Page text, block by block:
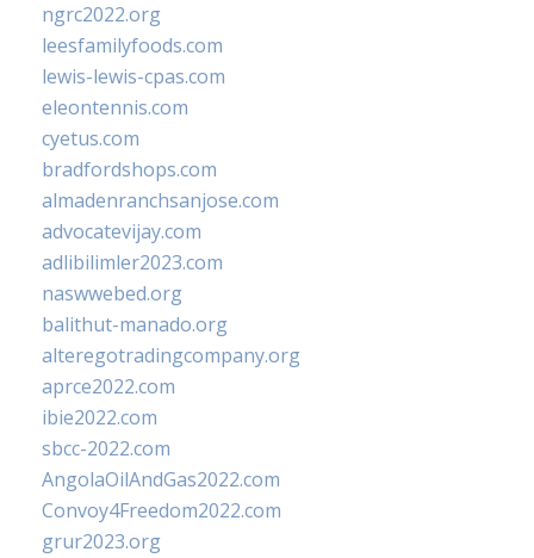
ngrc2022.org
leesfamilyfoods.com
lewis-lewis-cpas.com
eleontennis.com
cyetus.com
bradfordshops.com
almadenranchsanjose.com
advocatevijay.com
adlibilimler2023.com
naswwebed.org
balithut-manado.org
alteregotradingcompany.org
aprce2022.com
ibie2022.com
sbcc-2022.com
AngolaOilAndGas2022.com
Convoy4Freedom2022.com
grur2023.org